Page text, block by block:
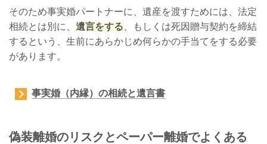
そのため事実婚パートナーに、遺産を渡すためには、法定
相続とは別に、 遺言をする 、もしくは死因贈与契約を締結
するという、生前にあらかじめ何らかの手当てをする必要
があります。
事実婚（内縁）の相続と遺言書
偽装離婚のリスクとペーパー離婚でよくある